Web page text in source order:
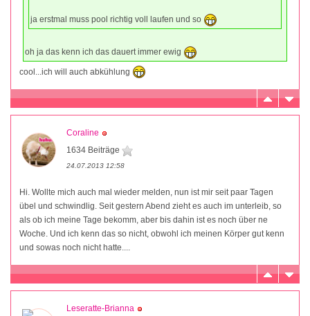
ja erstmal muss pool richtig voll laufen und so
oh ja das kenn ich das dauert immer ewig
cool...ich will auch abkühlung
Coraline
1634 Beiträge
24.07.2013 12:58
Hi. Wollte mich auch mal wieder melden, nun ist mir seit paar Tagen
übel und schwindlig. Seit gestern Abend zieht es auch im unterleib, so
als ob ich meine Tage bekomm, aber bis dahin ist es noch über ne
Woche. Und ich kenn das so nicht, obwohl ich meinen Körper gut kenn
und sowas noch nicht hatte....
Leseratte-Brianna